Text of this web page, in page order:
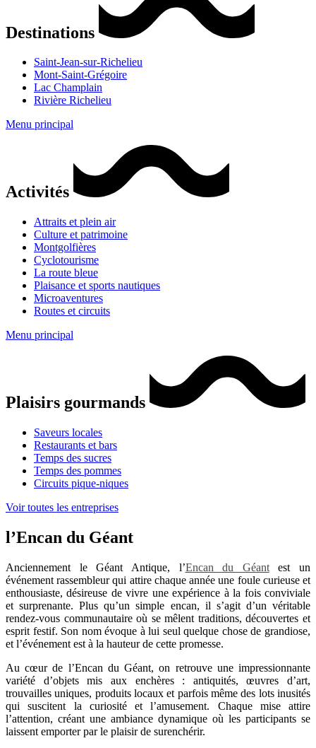
Destinations
Saint-Jean-sur-Richelieu
Mont-Saint-Grégoire
Lac Champlain
Rivière Richelieu
Menu principal
Activités
Attraits et plein air
Culture et patrimoine
Montgolfières
Cyclotourisme
La route bleue
Plaisance et sports nautiques
Microaventures
Routes et circuits
Menu principal
Plaisirs gourmands
Saveurs locales
Restaurants et bars
Temps des sucres
Temps des pommes
Circuits pique-niques
Voir toutes les entreprises
l’Encan du Géant
Anciennement le Géant Antique, l’Encan du Géantest un
événement rassembleur qui attire chaque année une foule curieuse et
enthousiaste, désireuse de vivre une expérience à la fois conviviale
et surprenante. Plus qu’un simple encan, il s’agit d’un véritable
rendez-vous communautaire où se mêlent traditions, découvertes et
esprit festif. Son nom évoque à lui seul quelque chose de grandiose,
et l’événement est à la hauteur de cette promesse.
Au cœur de l’Encan du Géant, on retrouve une impressionnante
variété d’objets mis aux enchères : antiquités, œuvres d’art,
trouvailles uniques, produits locaux et parfois même des lots inusités
qui suscitent la curiosité et l’amusement. Chaque mise attire
l’attention, créant une ambiance dynamique où les participants se
laissent emporter par le plaisir de surenchérir.